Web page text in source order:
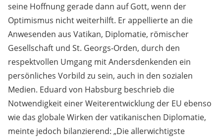
seine Hoffnung gerade dann auf Gott, wenn der
Optimismus nicht weiterhilft. Er appellierte an die
Anwesenden aus Vatikan, Diplomatie, römischer
Gesellschaft und St. Georgs-Orden, durch den
respektvollen Umgang mit Andersdenkenden ein
persönliches Vorbild zu sein, auch in den sozialen
Medien. Eduard von Habsburg beschrieb die
Notwendigkeit einer Weiterentwicklung der EU ebenso
wie das globale Wirken der vatikanischen Diplomatie,
meinte jedoch bilanzierend: „Die allerwichtigste